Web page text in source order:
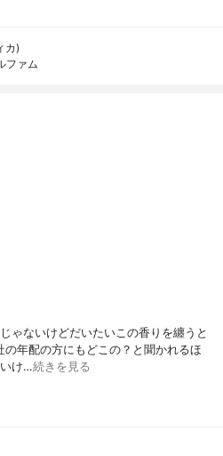
カ)
ファム
ゃないけどだいたいこの香りを纏うと
の年配の方にもどこの？と聞かれるほ
け…続きを見る